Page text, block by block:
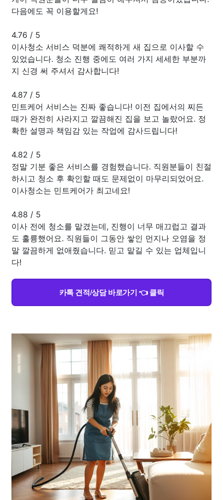
다음에도 꼭 이용할게요!
4.76 / 5
이사청소 서비스 덕분에 쾌적하게 새 집으로 이사할 수
있었습니다. 청소 진행 중에도 여러 가지 세세한 부분까
지 신경 써 주셔서 감사합니다!
4.87 / 5
민트케어 서비스는 진짜 좋습니다! 이전 집에서의 찌든
때가 완전히 사라지고 깔끔해진 집을 보고 놀랐어요. 정
확한 설명과 책임감 있는 작업에 감사드립니다!
4.82 / 5
정말 기분 좋은 서비스를 경험했습니다. 직원분들이 친절
하시고 청소 후 확인할 때도 문제없이 마무리되었어요.
이사청소는 민트케어가 최고네요!
4.88 / 5
이사 전에 청소를 맡겼는데, 진행이 너무 매끄럽고 결과
도 훌륭했어요. 직원들이 그동안 쌓인 먼지나 오염을 정
말 깔끔하게 없애줬습니다. 믿고 맡길 수 있는 업체입니
다!
카톡 견적/상담 바로가기 👈 클릭